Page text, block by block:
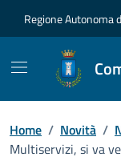
Regione Autonoma
Home / Novità /
Multiservizi, si va